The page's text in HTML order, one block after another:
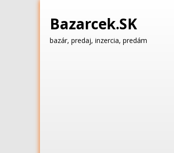
Bazarcek.SK
bazár, predaj, inzercia, predám